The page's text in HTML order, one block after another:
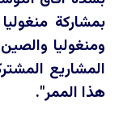
بمشاركة
ومنغوليا
المشاريع
هذا الممر".